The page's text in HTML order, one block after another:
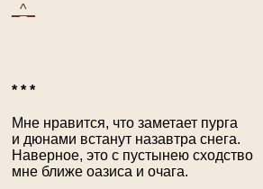
_^_
* * *
Мне нравится, что заметает пурга
и дюнами встанут назавтра снега.
Наверное, это с пустынею сходство
мне ближе оазиса и очага.